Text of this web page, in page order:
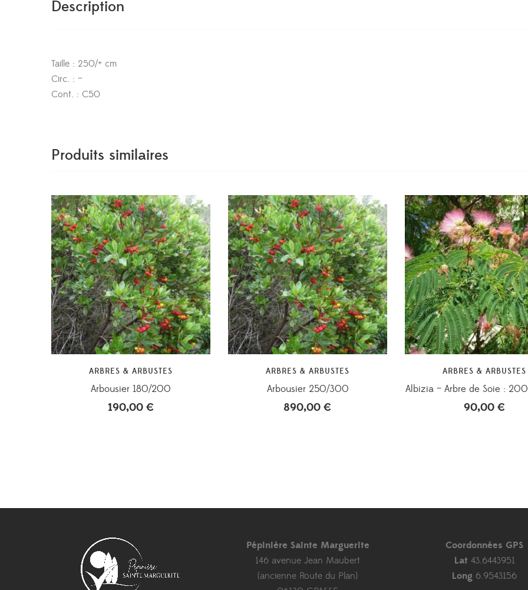
Description
Taille : 250/+ cm
Circ. : –
Cont. : C50
Produits similaires
ARBRES & ARBUSTES
Arbousier 180/200
190,00 €
ARBRES & ARBUSTES
Arbousier 250/300
890,00 €
ARBRES & ARBUSTES
Albizia – Arbre de Soie :
90,00 €
Pépinière Sainte Marguerite
146 avenue Jean Maubert
(ancienne Route du Plan)
Coordonnées GPS
Lat 43.6443951
Long 6.9543156